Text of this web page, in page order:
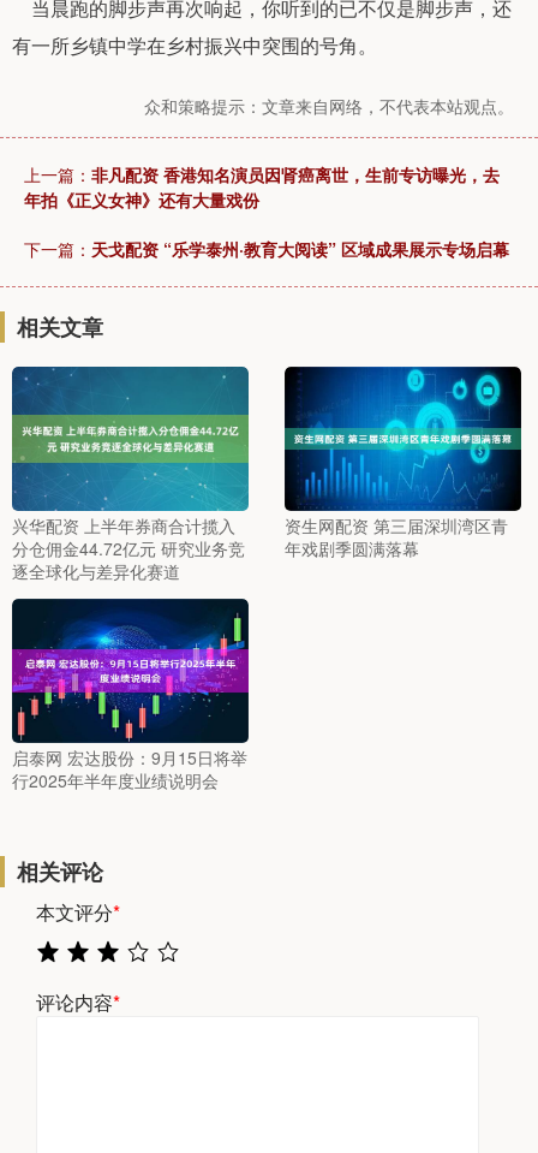
当晨跑的脚步声再次响起，你听到的已不仅是脚步声，还
有一所乡镇中学在乡村振兴中突围的号角。
众和策略提示：文章来自网络，不代表本站观点。
上一篇： 非凡配资 香港知名演员因肾癌离世，生前专访曝光，去
年拍《正义女神》还有大量戏份
下一篇： 天戈配资 “乐学泰州·教育大阅读” 区域成果展示专场启幕
相关文章
兴华配资 上半年券商合计揽入
分仓佣金44.72亿元 研究业务竞
逐全球化与差异化赛道
资生网配资 第三届深圳湾区青
年戏剧季圆满落幕
启泰网 宏达股份：9月15日将举
行2025年半年度业绩说明会
相关评论
本文评分*
评论内容*